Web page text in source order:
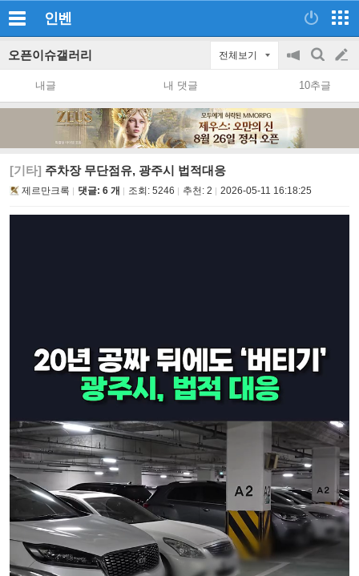
인벤
오픈이슈갤러리 전체보기
공
지
on/off
검
색
글
쓰
내글 내 댓글 10추글
[기타] 주차장 무단점유, 광주시 법적대응
제르만크록 댓글: 6 개 조회: 5246 추천: 2 2026-05-11 16:18:25